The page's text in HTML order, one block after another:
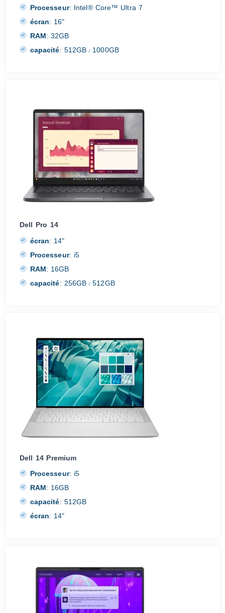
Processeur: Intel® Core™ Ultra 7
écran: 16"
RAM: 32GB
capacité: 512GB/ 1000GB
Dell Pro 14
écran: 14"
Processeur: i5
RAM: 16GB
capacité: 256GB/ 512GB
Dell 14 Premium
Processeur: i5
RAM: 16GB
capacité: 512GB
écran: 14"